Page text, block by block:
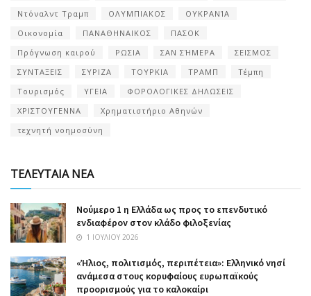
Ντόναλντ Τραμπ
ΟΛΥΜΠΙΑΚΟΣ
ΟΥΚΡΑΝΊΑ
Οικονομία
ΠΑΝΑΘΗΝΑΙΚΟΣ
ΠΑΣΟΚ
Πρόγνωση καιρού
ΡΩΣΙΑ ΣΑΝ ΣΉΜΕΡΑ
ΣΕΙΣΜΟΣ
ΣΥΝΤΑΞΕΙΣ
ΣΥΡΙΖΑ ΤΟΥΡΚΙΑ ΤΡΑΜΠ
Τέμπη
Τουρισμός
ΥΓΕΙΑ
ΦΟΡΟΛΟΓΙΚΕΣ ΔΗΛΩΣΕΙΣ
ΧΡΙΣΤΟΥΓΕΝΝΑ
Χρηματιστήριο Αθηνών
τεχνητή νοημοσύνη
ΤΕΛΕΥΤΑΙΑ ΝΕΑ
Nούμερο 1 η Ελλάδα ως προς το επενδυτικό
ενδιαφέρον στον κλάδο φιλοξενίας
1 ΙΟΥΛΊΟΥ 2026
«Ήλιος, πολιτισμός, περιπέτεια»: Ελληνικό νησί
ανάμεσα στους κορυφαίους ευρωπαϊκούς
προορισμούς για το καλοκαίρι